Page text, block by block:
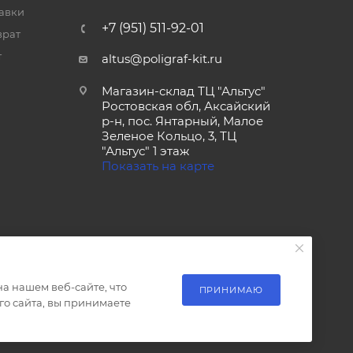
+7 (951) 511-92-01
altus@poligraf-kit.ru
Магазин-склад ТЦ "Альтус"
Ростовская обл, Аксайский
р-н, пос. Янтарный, Малое
Зеленое Кольцо, 3, ТЦ
"Альтус" 1 этаж
Показать на карте
нашем веб-сайте, что
сайта, вы принимаете
ПРИНИМАЮ